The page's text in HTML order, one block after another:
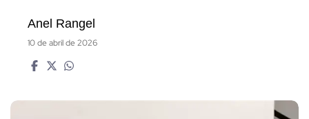
Anel Rangel
10 de abril de 2026